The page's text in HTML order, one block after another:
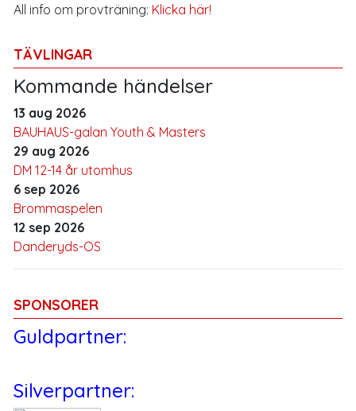
All info om provträning: Klicka här!
TÄVLINGAR
Kommande händelser
13 aug 2026
BAUHAUS-galan Youth & Masters
29 aug 2026
DM 12-14 år utomhus
6 sep 2026
Brommaspelen
12 sep 2026
Danderyds-OS
SPONSORER
Guldpartner:
Silverpartner: